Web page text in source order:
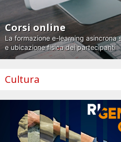
Corsi online
La formazione e-learning asincrona
e ubicazione fisica dei partecipanti
Cultura